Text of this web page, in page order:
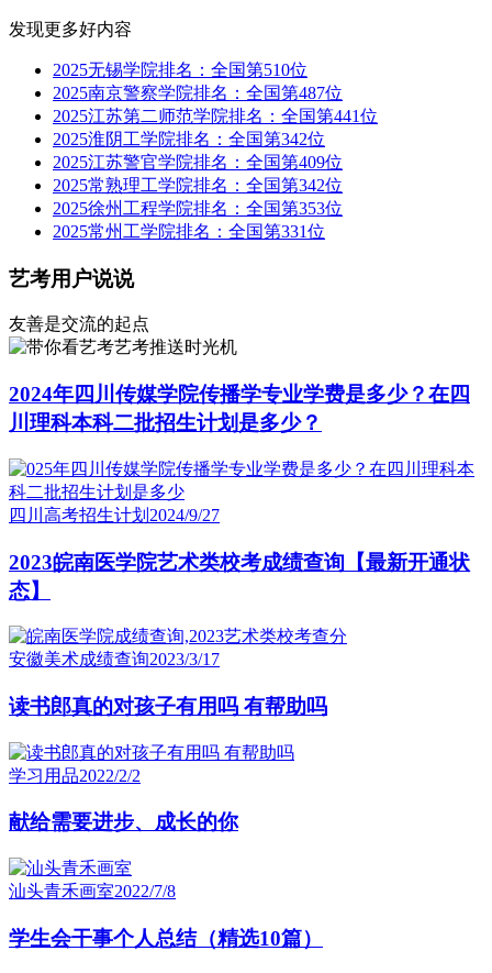
发现更多好内容
2025无锡学院排名：全国第510位
2025南京警察学院排名：全国第487位
2025江苏第二师范学院排名：全国第441位
2025淮阴工学院排名：全国第342位
2025江苏警官学院排名：全国第409位
2025常熟理工学院排名：全国第342位
2025徐州工程学院排名：全国第353位
2025常州工学院排名：全国第331位
艺考用户说说
友善是交流的起点
艺考推送时光机
2024年四川传媒学院传播学专业学费是多少？在四
川理科本科二批招生计划是多少？
四川高考招生计划 2024/9/27
2023皖南医学院艺术类校考成绩查询【最新开通状
态】
安徽美术成绩查询2023/3/17
读书郎真的对孩子有用吗 有帮助吗
学习用品2022/2/2
献给需要进步、成长的你
汕头青禾画室2022/7/8
学生会干事个人总结（精选10篇）